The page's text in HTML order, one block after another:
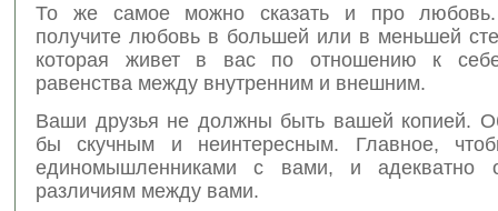
То же самое можно сказать и про
получите любовь в большей или в меньшей
которая живет в вас по отношению к
равенства между внутренним и внешним.
Ваши друзья не должны быть вашей копией.
бы скучным и неинтересным. Главное,
единомышленниками с вами, и адекватно
различиям между вами.